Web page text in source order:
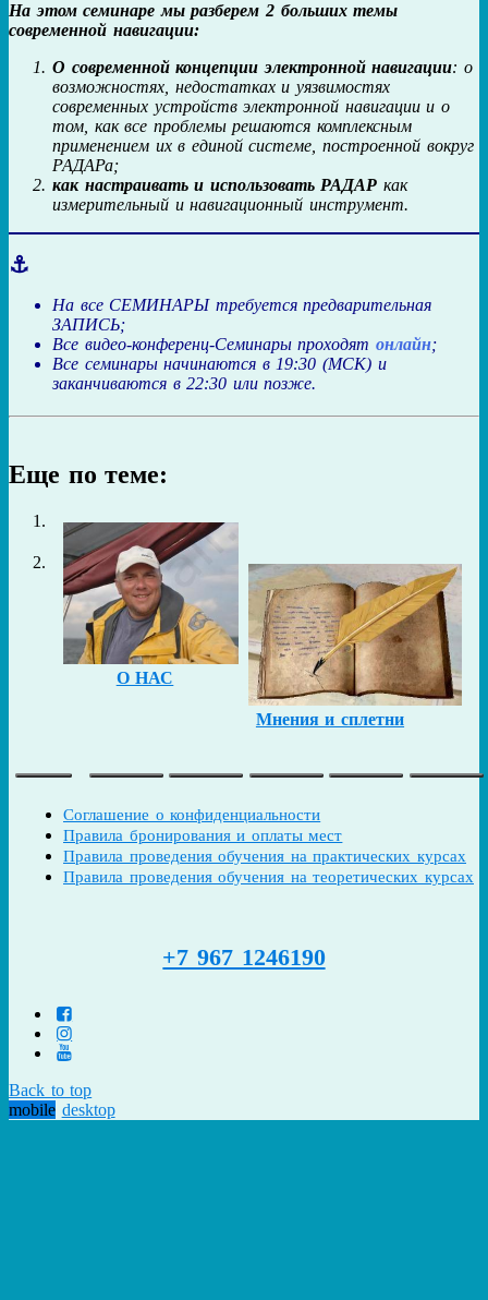
На этом семинаре мы разберем 2 больших темы
современной навигации:
О современной концепции электронной навигации: о
возможностях, недостатках и уязвимостях
современных устройств электронной навигации и о
том, как все проблемы решаются комплексным
применением их в единой системе, построенной вокруг
РАДАРа;
как настраивать и использовать РАДАР как
измерительный и навигационный инструмент.
⚓
На все СЕМИНАРЫ требуется предварительная
ЗАПИСЬ;
Все видео-конференц-Семинары проходят онлайн;
Все семинары начинаются в 19:30 (МСК) и
заканчиваются в 22:30 или позже.
Еще по теме:
О НАС
Мнения и сплетни
Соглашение о конфиденциальности
Правила бронирования и оплаты мест
Правила проведения обучения на практических курсах
Правила проведения обучения на теоретических курсах
+7 967 1246190
Back to top
mobile desktop